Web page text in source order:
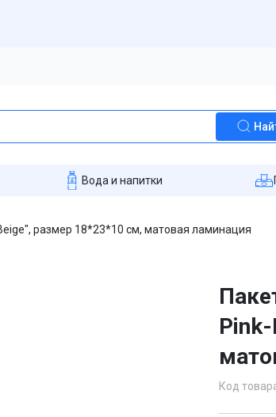
Вода и напитки
размер 18*23*10 см, матовая ламинация
Код